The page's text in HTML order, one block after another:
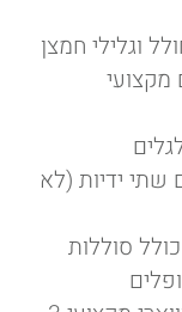
וגלילי חמצן
3 להבים מקצועי
שתי ידיות (לא
סוללות